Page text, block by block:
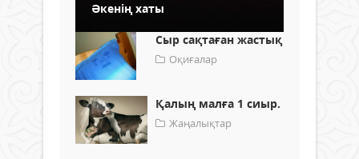
Әкенің хаты
Сыр сақтаған жастық
Оқиғалар
Қалың малға 1 сиыр.
Жаңалықтар